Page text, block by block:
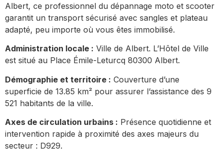
Albert, ce professionnel du dépannage moto et scooter
garantit un transport sécurisé avec sangles et plateau
adapté, peu importe où vous êtes immobilisé.
Administration locale : Ville de Albert. L’Hôtel de Ville
est situé au Place Émile-Leturcq 80300 Albert.
Démographie et territoire : Couverture d’une
superficie de 13.85 km² pour assurer l’assistance des 9
521 habitants de la ville.
Axes de circulation urbains : Présence quotidienne et
intervention rapide à proximité des axes majeurs du
secteur : D929.